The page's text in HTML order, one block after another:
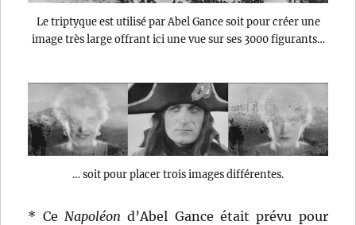
Le triptyque est utilisé par Abel Gance soit pour créer une
image très large offrant ici une vue sur ses 3000 figurants…
… soit pour placer trois images différentes.
* Ce Napoléon d’Abel Gance était prévu pour